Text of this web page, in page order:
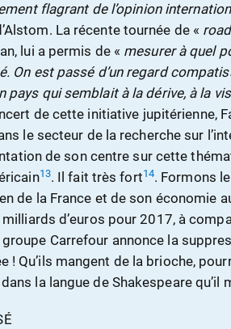
flagrant de l’opinion
La récente tournée de «
lui a permis de « mesurer à quel
On est passé d’un regard
qui semblait à la dérive, à la
de cette initiative jupitérienne,
le secteur de la recherche sur
de son centre sur cette
13. Il fait très fort14. Formons
de la France et de son économie
d’euros pour 2017, à
Carrefour annonce la
! Qu’ils mangent de la brioche,
la langue de Shakespeare qu’il